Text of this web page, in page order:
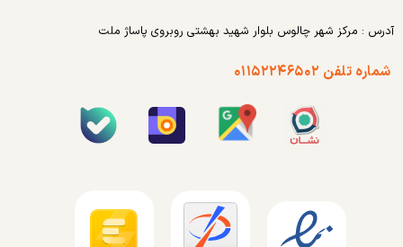
آدرس : مرکز شهر چالوس بلوار شهید بهشتی روبروی پاساژ ملت
شماره تلفن ۰۱۱۵۲۲۴۶۵۰۲